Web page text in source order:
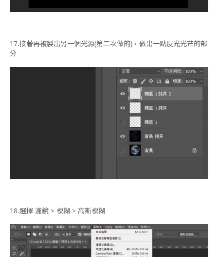
17.接著再複製出另一個光源(第二次做的)，做出一點反光光芒的部
分
18.選擇 濾鏡 > 模糊 > 高斯模糊